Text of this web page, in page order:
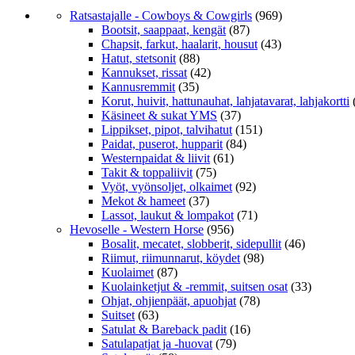
Ratsastajalle - Cowboys & Cowgirls (969)
Bootsit, saappaat, kengät (87)
Chapsit, farkut, haalarit, housut (43)
Hatut, stetsonit (88)
Kannukset, rissat (42)
Kannusremmit (35)
Korut, huivit, hattunauhat, lahjatavarat, lahjakortti
Käsineet & sukat YMS (37)
Lippikset, pipot, talvihatut (151)
Paidat, puserot, hupparit (84)
Westernpaidat & liivit (61)
Takit & toppaliivit (75)
Vyöt, vyönsoljet, olkaimet (92)
Mekot & hameet (37)
Lassot, laukut & lompakot (71)
Hevoselle - Western Horse (956)
Bosalit, mecatet, slobberit, sidepullit (46)
Riimut, riimunnarut, köydet (98)
Kuolaimet (87)
Kuolainketjut & -remmit, suitsen osat (33)
Ohjat, ohjienpäät, apuohjat (78)
Suitset (63)
Satulat & Bareback padit (16)
Satulapatjat ja -huovat (79)